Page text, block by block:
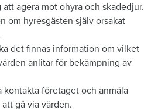
agera mot ohyra och skadedjur.
om hyresgästen själv orsakat
det finnas information om vilket
anlitar för bekämpning av
kontakta företaget och anmäla
gå via värden.